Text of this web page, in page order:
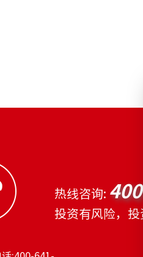
热线咨询:
投资有风险，